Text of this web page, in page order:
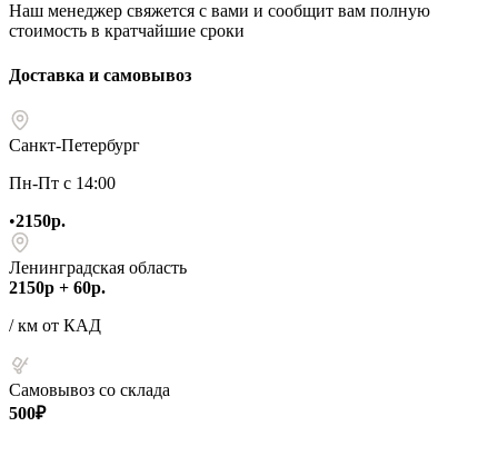
Наш менеджер свяжется с вами и сообщит вам полную
стоимость в кратчайшие сроки
Доставка и самовывоз
Санкт-Петербург
Пн-Пт с 14:00
•2150р.
Ленинградская область
2150р + 60р.
/ км от КАД
Самовывоз со склада
500₽